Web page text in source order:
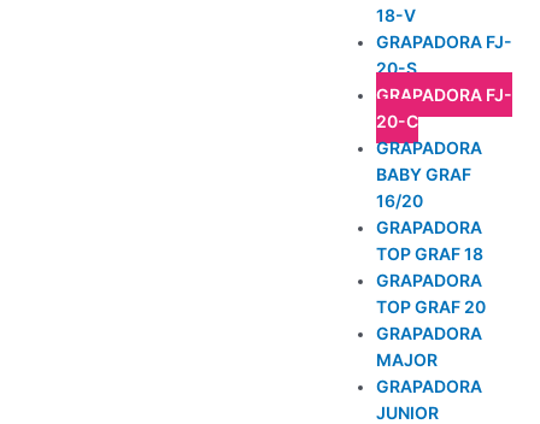
18-V
GRAPADORA FJ-
20-S
GRAPADORA FJ-
20-C
GRAPADORA
BABY GRAF
16/20
GRAPADORA
TOP GRAF 18
GRAPADORA
TOP GRAF 20
GRAPADORA
MAJOR
GRAPADORA
JUNIOR